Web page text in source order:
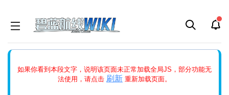
如果你看到本段文字，说明该页面未正常加载全局JS，部分功能无
法使用，请点击 刷新 重新加载页面。
能中的刷新按钮清除页面缓存并刷新，如果还有问题，请多尝试几